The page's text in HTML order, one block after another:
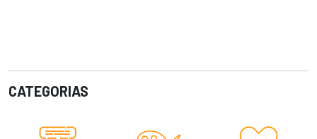
CATEGORIAS